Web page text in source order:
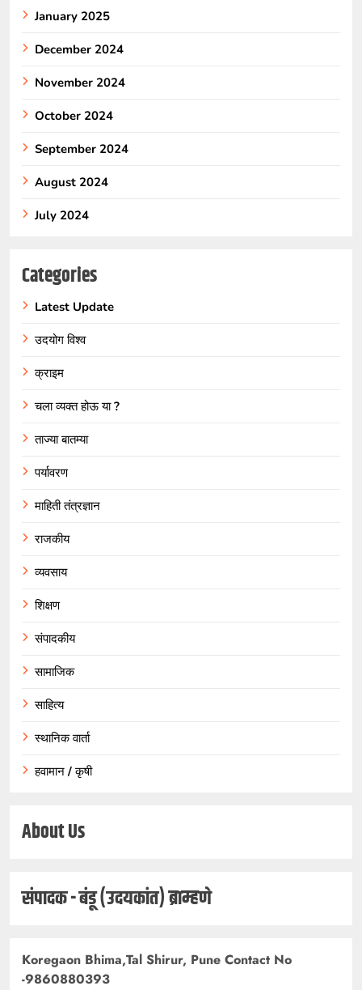
January 2025
December 2024
November 2024
October 2024
September 2024
August 2024
July 2024
Categories
Latest Update
उदयोग विश्व
क्राइम
चला व्यक्त होऊ या ?
ताज्या बातम्या
पर्यावरण
माहिती तंत्रज्ञान
राजकीय
व्यवसाय
शिक्षण
संपादकीय
सामाजिक
साहित्य
स्थानिक वार्ता
हवामान / कृषी
About Us
संपादक - बंडू (उदयकांत) ब्राम्हणे
Koregaon Bhima,Tal Shirur, Pune Contact No
-9860880393